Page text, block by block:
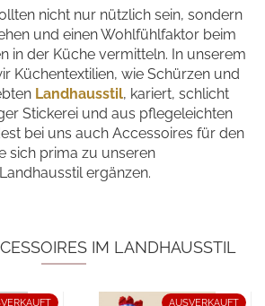
nicht nur nützlich sein, sondern
und einen Wohlfühlfaktor beim
in der Küche vermitteln. In unserem
Küchentextilien, wie Schürzen und
Landhausstil, kariert, schlicht
Stickerei und aus pflegeleichten
bei uns auch Accessoires für den
sich prima zu unseren
ergänzen.
IM LANDHAUSSTIL
AUSVERKAUFT